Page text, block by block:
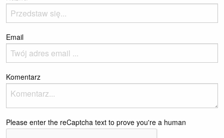
Email
Komentarz
Please enter the reCaptcha text to prove you're a human